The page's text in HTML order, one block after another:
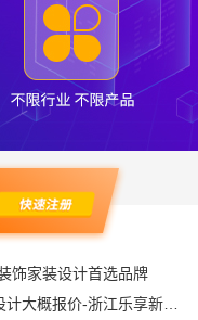
绿色装修简欧口碑信赖江西尚宅尚品新型环保材料有限公司